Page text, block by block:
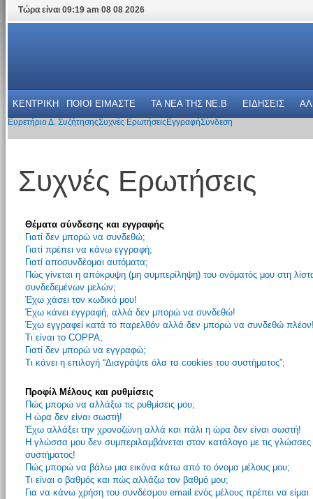
Τώρα είναι 09:19 am 08 08 2026
ΚΕΝΤΡΙΚΗ ΠΟΙΟΙ ΕΙΜΑΣΤΕ ΤΑ ΝΕΑ THΣ NE.B ΕΙΔΗΣΕΙΣ
Ευρετήριο Δ. ΣυζήτησηςΣυχνές Ερωτήσεις ΕγγραφήΣύνδεση
Συχνές Ερωτήσεις
Θέματα σύνδεσης και εγγραφής
Γιατί δεν μπορώ να συνδεθώ;
Γιατί πρέπει να κάνω εγγραφή;
Γιατί αποσυνδέομαι αυτόματα;
Πώς γίνεται η απόκρυψη (μη συμπερίληψη) του ονόματός μου στη
συνδεδεμένων μελών;
Έχω χάσει τον κωδικό μου!
Έχω κάνει εγγραφή, αλλά δεν μπορώ να συνδεθώ!
Έχω εγγραφεί κατά το παρελθόν αλλά δεν μπορώ να συνδεθώ
Τι είναι το COPPA;
Γιατί δεν μπορώ να εγγραφώ;
Τι κάνει η επιλογή “Διαγράψτε όλα τα cookies του συστήματος”;
Προφίλ Μέλους και ρυθμίσεις
Πώς μπορώ να αλλάξω τις ρυθμίσεις μου;
Η ώρα δεν είναι σωστή!
Έχω αλλάξει την χρονοζώνη αλλά και πάλι η ώρα δεν είναι σωστή!
Η γλώσσα μου δεν συμπεριλαμβάνεται στον κατάλογο με τις γλώσσες
συστήματος!
Πώς μπορώ να βάλω μια εικόνα κάτω από το όνομα μέλους μου;
Τι είναι ο βαθμός και πώς αλλάζω τον βαθμό μου;
Για να κάνω χρήση του συνδέσμου email ενός μέλους πρέπει να είμαι